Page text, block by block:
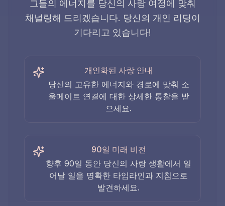
그들의 에너지를 당신의 사랑 여정에 맞춰
채널링해 드리겠습니다. 당신의 개인 리딩이
기다리고 있습니다!
개인화된 사랑 안내
당신의 고유한 에너지와 경로에 맞춰 소
울메이트 연결에 대한 상세한 통찰을 받
으세요.
90일 미래 비전
향후 90일 동안 당신의 사랑 생활에서 일
어날 일을 명확한 타임라인과 지침으로
발견하세요.